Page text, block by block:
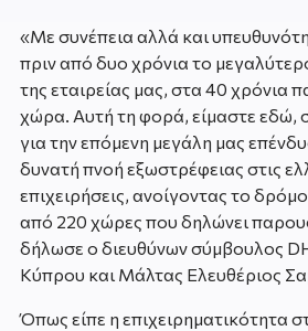
«Με συνέπεια αλλά και
πριν από δυο χρόνια το
της εταιρείας μας, στα 40 χρόνια
χώρα. Αυτή τη φορά, είμαστε εδώ,
για την επόμενη μεγάλη μας
δυνατή πνοή εξωστρέφειας στις
επιχειρήσεις, ανοίγοντας το
από 220 χώρες που δηλώνει
δήλωσε ο διευθύνων σύμβουλος
Κύπρου και Μάλτας Ελευθέριος
Όπως είπε η επιχειρηματικότητα